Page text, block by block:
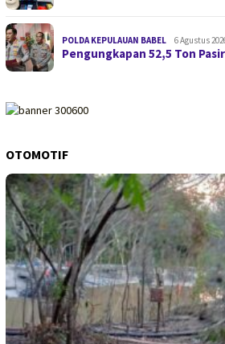
POLDA KEPULAUAN BABEL 6 Agustus
Pengungkapan 52,5 Ton
OTOMOTIF